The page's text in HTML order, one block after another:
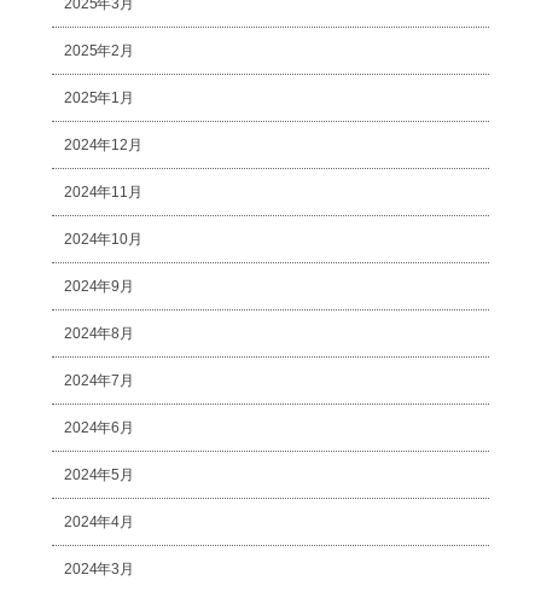
2025年3月
2025年2月
2025年1月
2024年12月
2024年11月
2024年10月
2024年9月
2024年8月
2024年7月
2024年6月
2024年5月
2024年4月
2024年3月